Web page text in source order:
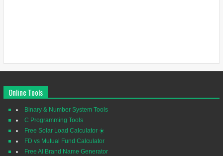
Online Tools
Binary & Number System Tools
C Programming Tools
Free Solar Load Calculator ☀️
FD vs Mutual Fund Calculator
Free AI Brand Name Generator